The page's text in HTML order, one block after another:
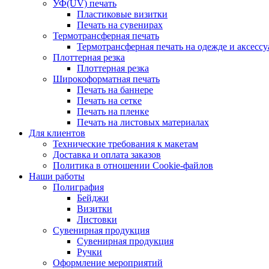
УФ(UV) печать
Пластиковые визитки
Печать на сувенирах
Термотрансферная печать
Термотрансферная печать на одежде и
Плоттерная резка
Плоттерная резка
Широкоформатная печать
Печать на баннере
Печать на сетке
Печать на пленке
Печать на листовых материалах
Для клиентов
Технические требования к макетам
Доставка и оплата заказов
Политика в отношении Cookie-файлов
Наши работы
Полиграфия
Бейджи
Визитки
Листовки
Сувенирная продукция
Сувенирная продукция
Ручки
Оформление мероприятий